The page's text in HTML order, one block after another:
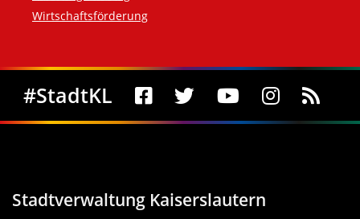
Wirtschaftsförderung
Social Media
#StadtKL
Stadtverwaltung Kaiserslautern